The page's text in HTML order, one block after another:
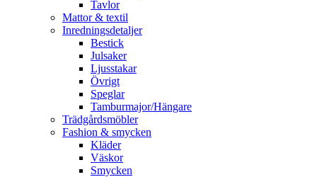
Tavlor
Mattor & textil
Inredningsdetaljer
Bestick
Julsaker
Ljusstakar
Övrigt
Speglar
Tamburmajor/Hängare
Trädgårdsmöbler
Fashion & smycken
Kläder
Väskor
Smycken